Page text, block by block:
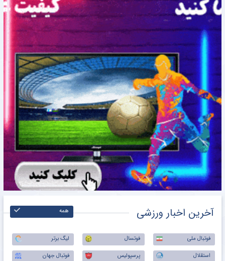
آخرین اخبار ورزشی همه
فوتبال ملی فوتسال
لیگ برتر
استقلال
پرسپولیس فوتبال جهان